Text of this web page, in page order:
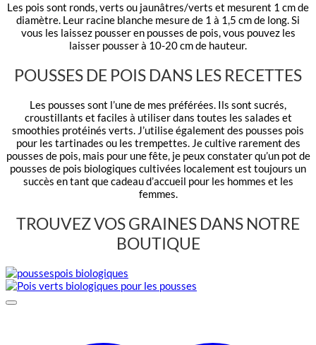
Les pois sont ronds, verts ou jaunâtres/verts et mesurent 1 cm de
diamètre. Leur racine blanche mesure de 1 à 1,5 cm de long. Si
vous les laissez pousser en pousses de pois, vous pouvez les
laisser pousser à 10-20 cm de hauteur.
POUSSES DE POIS DANS LES RECETTES
Les pousses sont l’une de mes préférées. Ils sont sucrés,
croustillants et faciles à utiliser dans toutes les salades et
smoothies protéinés verts. J’utilise également des pousses pois
pour les tartinades ou les trempettes. Je cultive rarement des
pousses de pois, mais pour une fête, je peux constater qu’un pot de
pousses de pois biologiques cultivées localement est toujours un
succès en tant que cadeau d’accueil pour les hommes et les
femmes.
TROUVEZ VOS GRAINES DANS NOTRE
BOUTIQUE